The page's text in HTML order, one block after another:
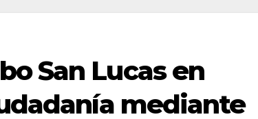
San Lucas en
mediante